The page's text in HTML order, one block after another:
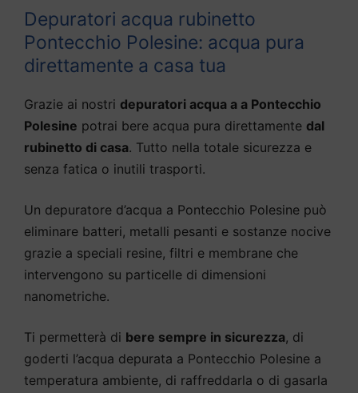
Depuratori acqua rubinetto
Pontecchio Polesine: acqua pura
direttamente a casa tua
Grazie ai nostri depuratori acqua a a Pontecchio
Polesine potrai bere acqua pura direttamente dal
rubinetto di casa. Tutto nella totale sicurezza e
senza fatica o inutili trasporti.
Un depuratore d’acqua a Pontecchio Polesine può
eliminare batteri, metalli pesanti e sostanze nocive
grazie a speciali resine, filtri e membrane che
intervengono su particelle di dimensioni
nanometriche.
Ti permetterà di bere sempre in sicurezza, di
goderti l’acqua depurata a Pontecchio Polesine a
temperatura ambiente, di raffreddarla o di gasarla